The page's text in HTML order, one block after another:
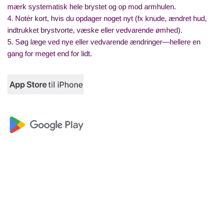
mærk systematisk hele brystet og op mod armhulen.
4. Notér kort, hvis du opdager noget nyt (fx knude, ændret hud,
indtrukket brystvorte, væske eller vedvarende ømhed).
5. Søg læge ved nye eller vedvarende ændringer—hellere en
gang for meget end for lidt.